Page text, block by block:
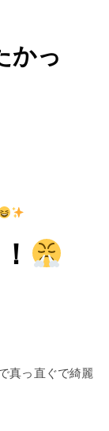
かっ
真っ直ぐで綺麗